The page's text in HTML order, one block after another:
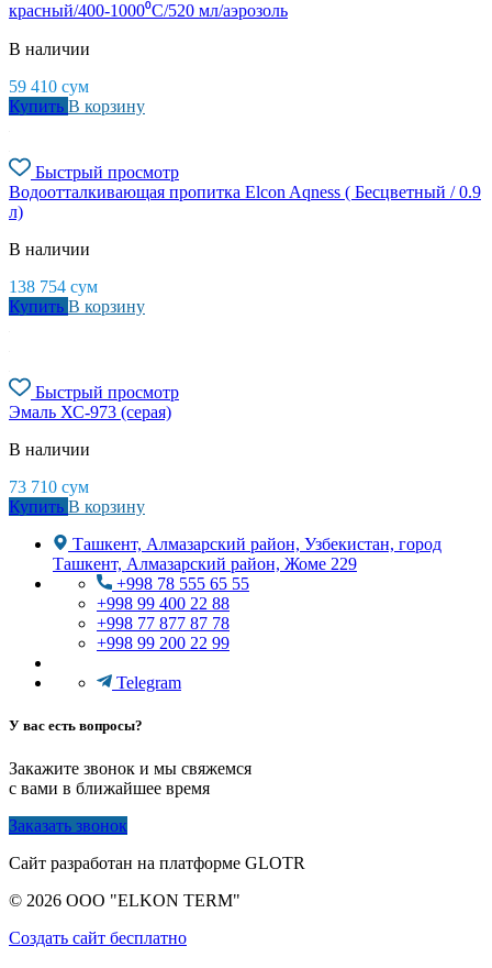
красный/400-1000⁰С/520 мл/аэрозоль
В наличии
59 410 сум
Купить В корзину
Быстрый просмотр
Водоотталкивающая пропитка Elcon Aqness ( Бесцветный / 0.9
л)
В наличии
138 754 сум
Купить В корзину
Быстрый просмотр
Эмаль ХС-973 (серая)
В наличии
73 710 сум
Купить В корзину
Ташкент, Алмазарский район, Узбекистан, город
Ташкент, Алмазарский район, Жоме 229
+998 78 555 65 55
+998 99 400 22 88
+998 77 877 87 78
+998 99 200 22 99
Telegram
У вас есть вопросы?
Закажите звонок и мы свяжемся
с вами в ближайшее время
Заказать звонок
Сайт разработан на платформе GLOTR
© 2026 OOO "ELKON TERM"
Создать cайт бесплатно